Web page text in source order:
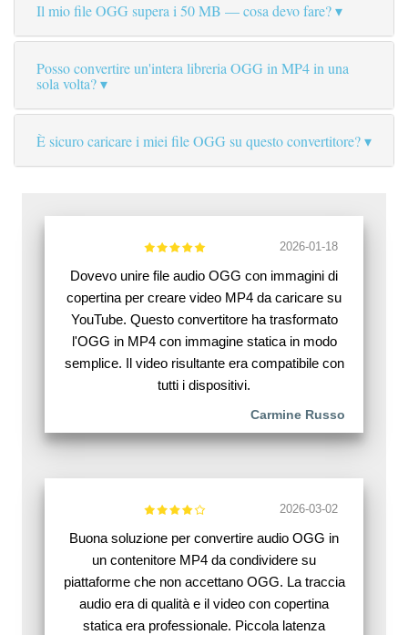
Il mio file OGG supera i 50 MB — cosa devo fare?
Posso convertire un'intera libreria OGG in MP4 in una
sola volta?
È sicuro caricare i miei file OGG su questo convertitore?
2026-01-18
Dovevo unire file audio OGG con immagini di
copertina per creare video MP4 da caricare su
YouTube. Questo convertitore ha trasformato
l'OGG in MP4 con immagine statica in modo
semplice. Il video risultante era compatibile con
tutti i dispositivi.
Carmine Russo
2026-03-02
Buona soluzione per convertire audio OGG in
un contenitore MP4 da condividere su
piattaforme che non accettano OGG. La traccia
audio era di qualità e il video con copertina
statica era professionale. Piccola latenza